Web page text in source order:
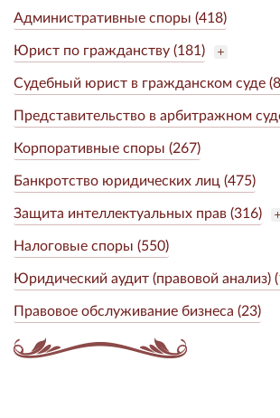
Административные споры (418)
Юрист по гражданству (181)
Судебный юрист в гражданском суде
Представительство в арбитражном
Корпоративные споры (267)
Банкротство юридических лиц (475)
Защита интеллектуальных прав (316)
Налоговые споры (550)
Юридический аудит (правовой анализ)
Правовое обслуживание бизнеса (23)